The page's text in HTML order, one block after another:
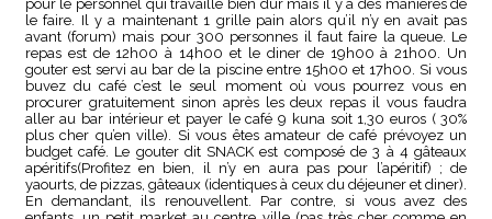
pour le personnel qui travaille bien dur mais il y a des manières de
le faire. Il y a maintenant 1 grille pain alors qu’il n’y en avait pas
avant (forum) mais pour 300 personnes il faut faire la queue. Le
repas est de 12h00 à 14h00 et le diner de 19h00 à 21h00. Un
gouter est servi au bar de la piscine entre 15h00 et 17h00. Si vous
buvez du café c’est le seul moment où vous pourrez vous en
procurer gratuitement sinon après les deux repas il vous faudra
aller au bar intérieur et payer le café 9 kuna soit 1,30 euros ( 30%
plus cher qu’en ville). Si vous êtes amateur de café prévoyez un
budget café. Le gouter dit SNACK est composé de 3 à 4 gâteaux
apéritifs(Profitez en bien, il n’y en aura pas pour l’apéritif) ; de
yaourts, de pizzas, gâteaux (identiques à ceux du déjeuner et diner).
En demandant, ils renouvellent. Par contre, si vous avez des